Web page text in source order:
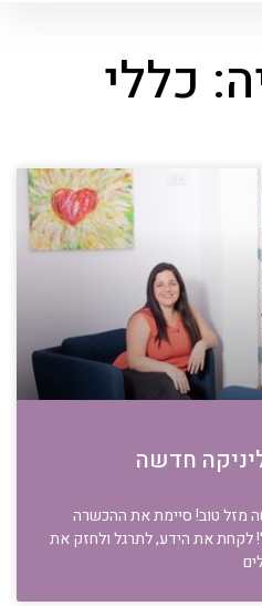
כללי
מזל טוב! סיימת את ההכשרה
לקחת את הידע, לתרגל ולחזק את